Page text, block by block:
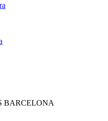
BARCELONA